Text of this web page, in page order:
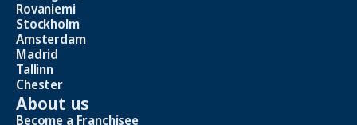
Rovaniemi
Stockholm
Amsterdam
Madrid
Tallinn
Chester
About us
Become a Franchisee